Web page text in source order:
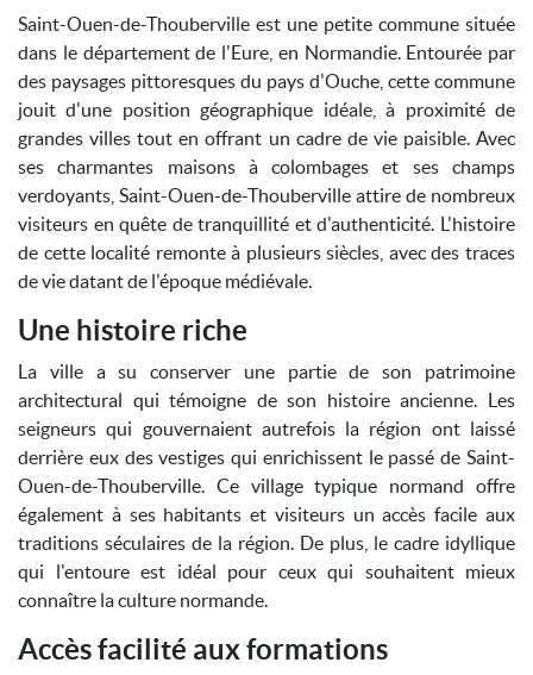
Saint-Ouen-de-Thouberville est une petite commune située
dans le département de l'Eure, en Normandie. Entourée par
des paysages pittoresques du pays d'Ouche, cette commune
jouit d'une position géographique idéale, à proximité de
grandes villes tout en offrant un cadre de vie paisible. Avec
ses charmantes maisons à colombages et ses champs
verdoyants, Saint-Ouen-de-Thouberville attire de nombreux
visiteurs en quête de tranquillité et d'authenticité. L'histoire
de cette localité remonte à plusieurs siècles, avec des traces
de vie datant de l'époque médiévale.
Une histoire riche
La ville a su conserver une partie de son patrimoine
architectural qui témoigne de son histoire ancienne. Les
seigneurs qui gouvernaient autrefois la région ont laissé
derrière eux des vestiges qui enrichissent le passé de Saint-
Ouen-de-Thouberville. Ce village typique normand offre
également à ses habitants et visiteurs un accès facile aux
traditions séculaires de la région. De plus, le cadre idyllique
qui l'entoure est idéal pour ceux qui souhaitent mieux
connaître la culture normande.
Accès facilité aux formations